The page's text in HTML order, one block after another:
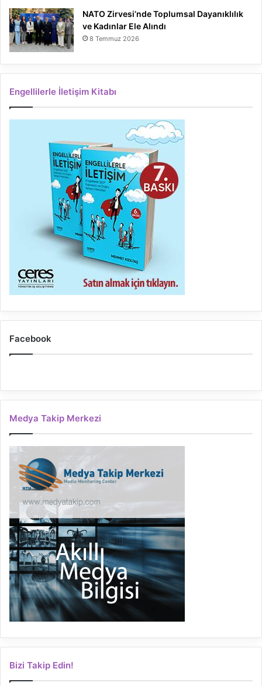
NATO Zirvesi’nde Toplumsal Dayanıklılık
ve Kadınlar Ele Alındı
8 Temmuz 2026
Engellilerle İletişim Kitabı
Facebook
Medya Takip Merkezi
Bizi Takip Edin!